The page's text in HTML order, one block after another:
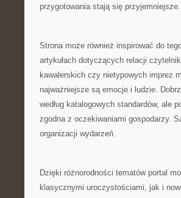
przygotowania stają się przyjemniejsze.
Strona może również inspirować do
artykułach dotyczących relacji
kawalerskich czy nietypowych imprez
najważniejsze są emocje i ludzie.
według katalogowych standardów, ale
zgodna z oczekiwaniami gospodarzy.
organizacji wydarzeń.
Dzięki różnorodności tematów portal
klasycznymi uroczystościami, jak i